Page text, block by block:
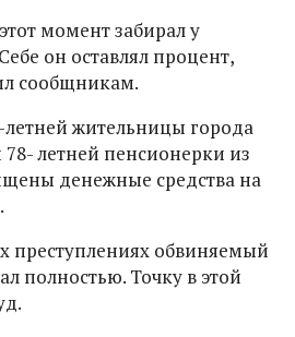
момент забирал у
он оставлял процент,
сообщникам.
жительницы города
летней пенсионерки из
денежные средства на
преступлениях обвиняемый
полностью. Точку в этой